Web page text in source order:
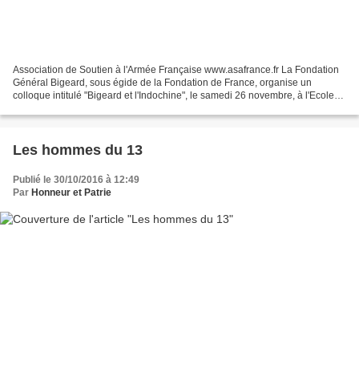
Association de Soutien à l'Armée Française www.asafrance.fr La Fondation
Général Bigeard, sous égide de la Fondation de France, organise un
colloque intitulé "Bigeard et l'Indochine", le samedi 26 novembre, à l'Ecole
Les hommes du 13
Publié le 30/10/2016 à 12:49
Par Honneur et Patrie